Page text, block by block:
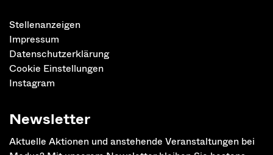
Stellenanzeigen
Impressum
Datenschutzerklärung
Cookie Einstellungen
Instagram
Newsletter
Aktuelle Aktionen und anstehende Veranstaltungen bei